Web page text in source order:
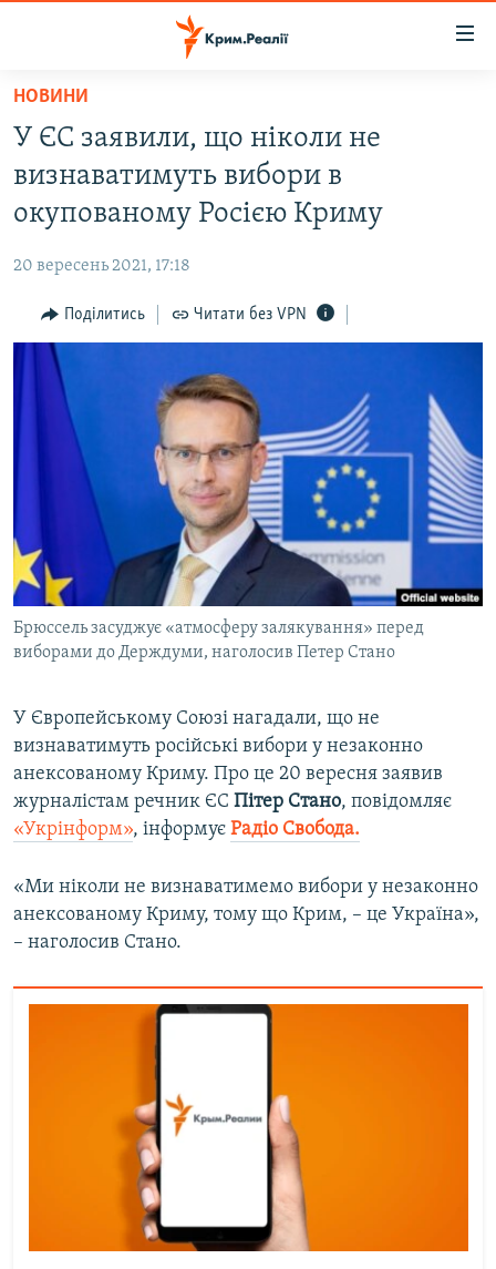
Перейти
основного
матеріалу
до
основної
навігації
Перейти
до
пошуку
БЛОГИ
ПОГЛЯД
ІНТЕРВ'Ю
ВСЕ ЗА ДЕНЬ
СПЕЦПРОЕКТИ
ДЕПОРТАЦІЯ
ВІДЕОУРОКИ «ELIFBE»
СВІДЧЕННЯ ОКУПАЦІЇ
УКРАЇНСЬКА ПРОБЛЕМА КРИМУ
ІНФОГРАФІКА
ЯК ОБІЙТИ БЛОКУВАННЯ
Qırımtatar
ДОЛУЧАЙСЯ!
Усі сайти RFE/RL
НОВИНИ
У ЄС заявили, що ніколи не
визнаватимуть вибори в
окупованому Росією Криму
20 вересень 2021, 17:18
Поділитись Читати без VPN
Брюссель засуджує «атмосферу залякування» перед
виборами до Держдуми, наголосив Петер Стано
У Європейському Союзі нагадали, що не
визнаватимуть російські вибори у незаконно
анексованому Криму. Про це 20 вересня заявив
журналістам речник ЄС Пітер Стано, повідомляє
«Укрінформ», інформує Радіо Свобода.
«Ми ніколи не визнаватимемо вибори у незаконно
анексованому Криму, тому що Крим, – це Україна»,
– наголосив Стано.